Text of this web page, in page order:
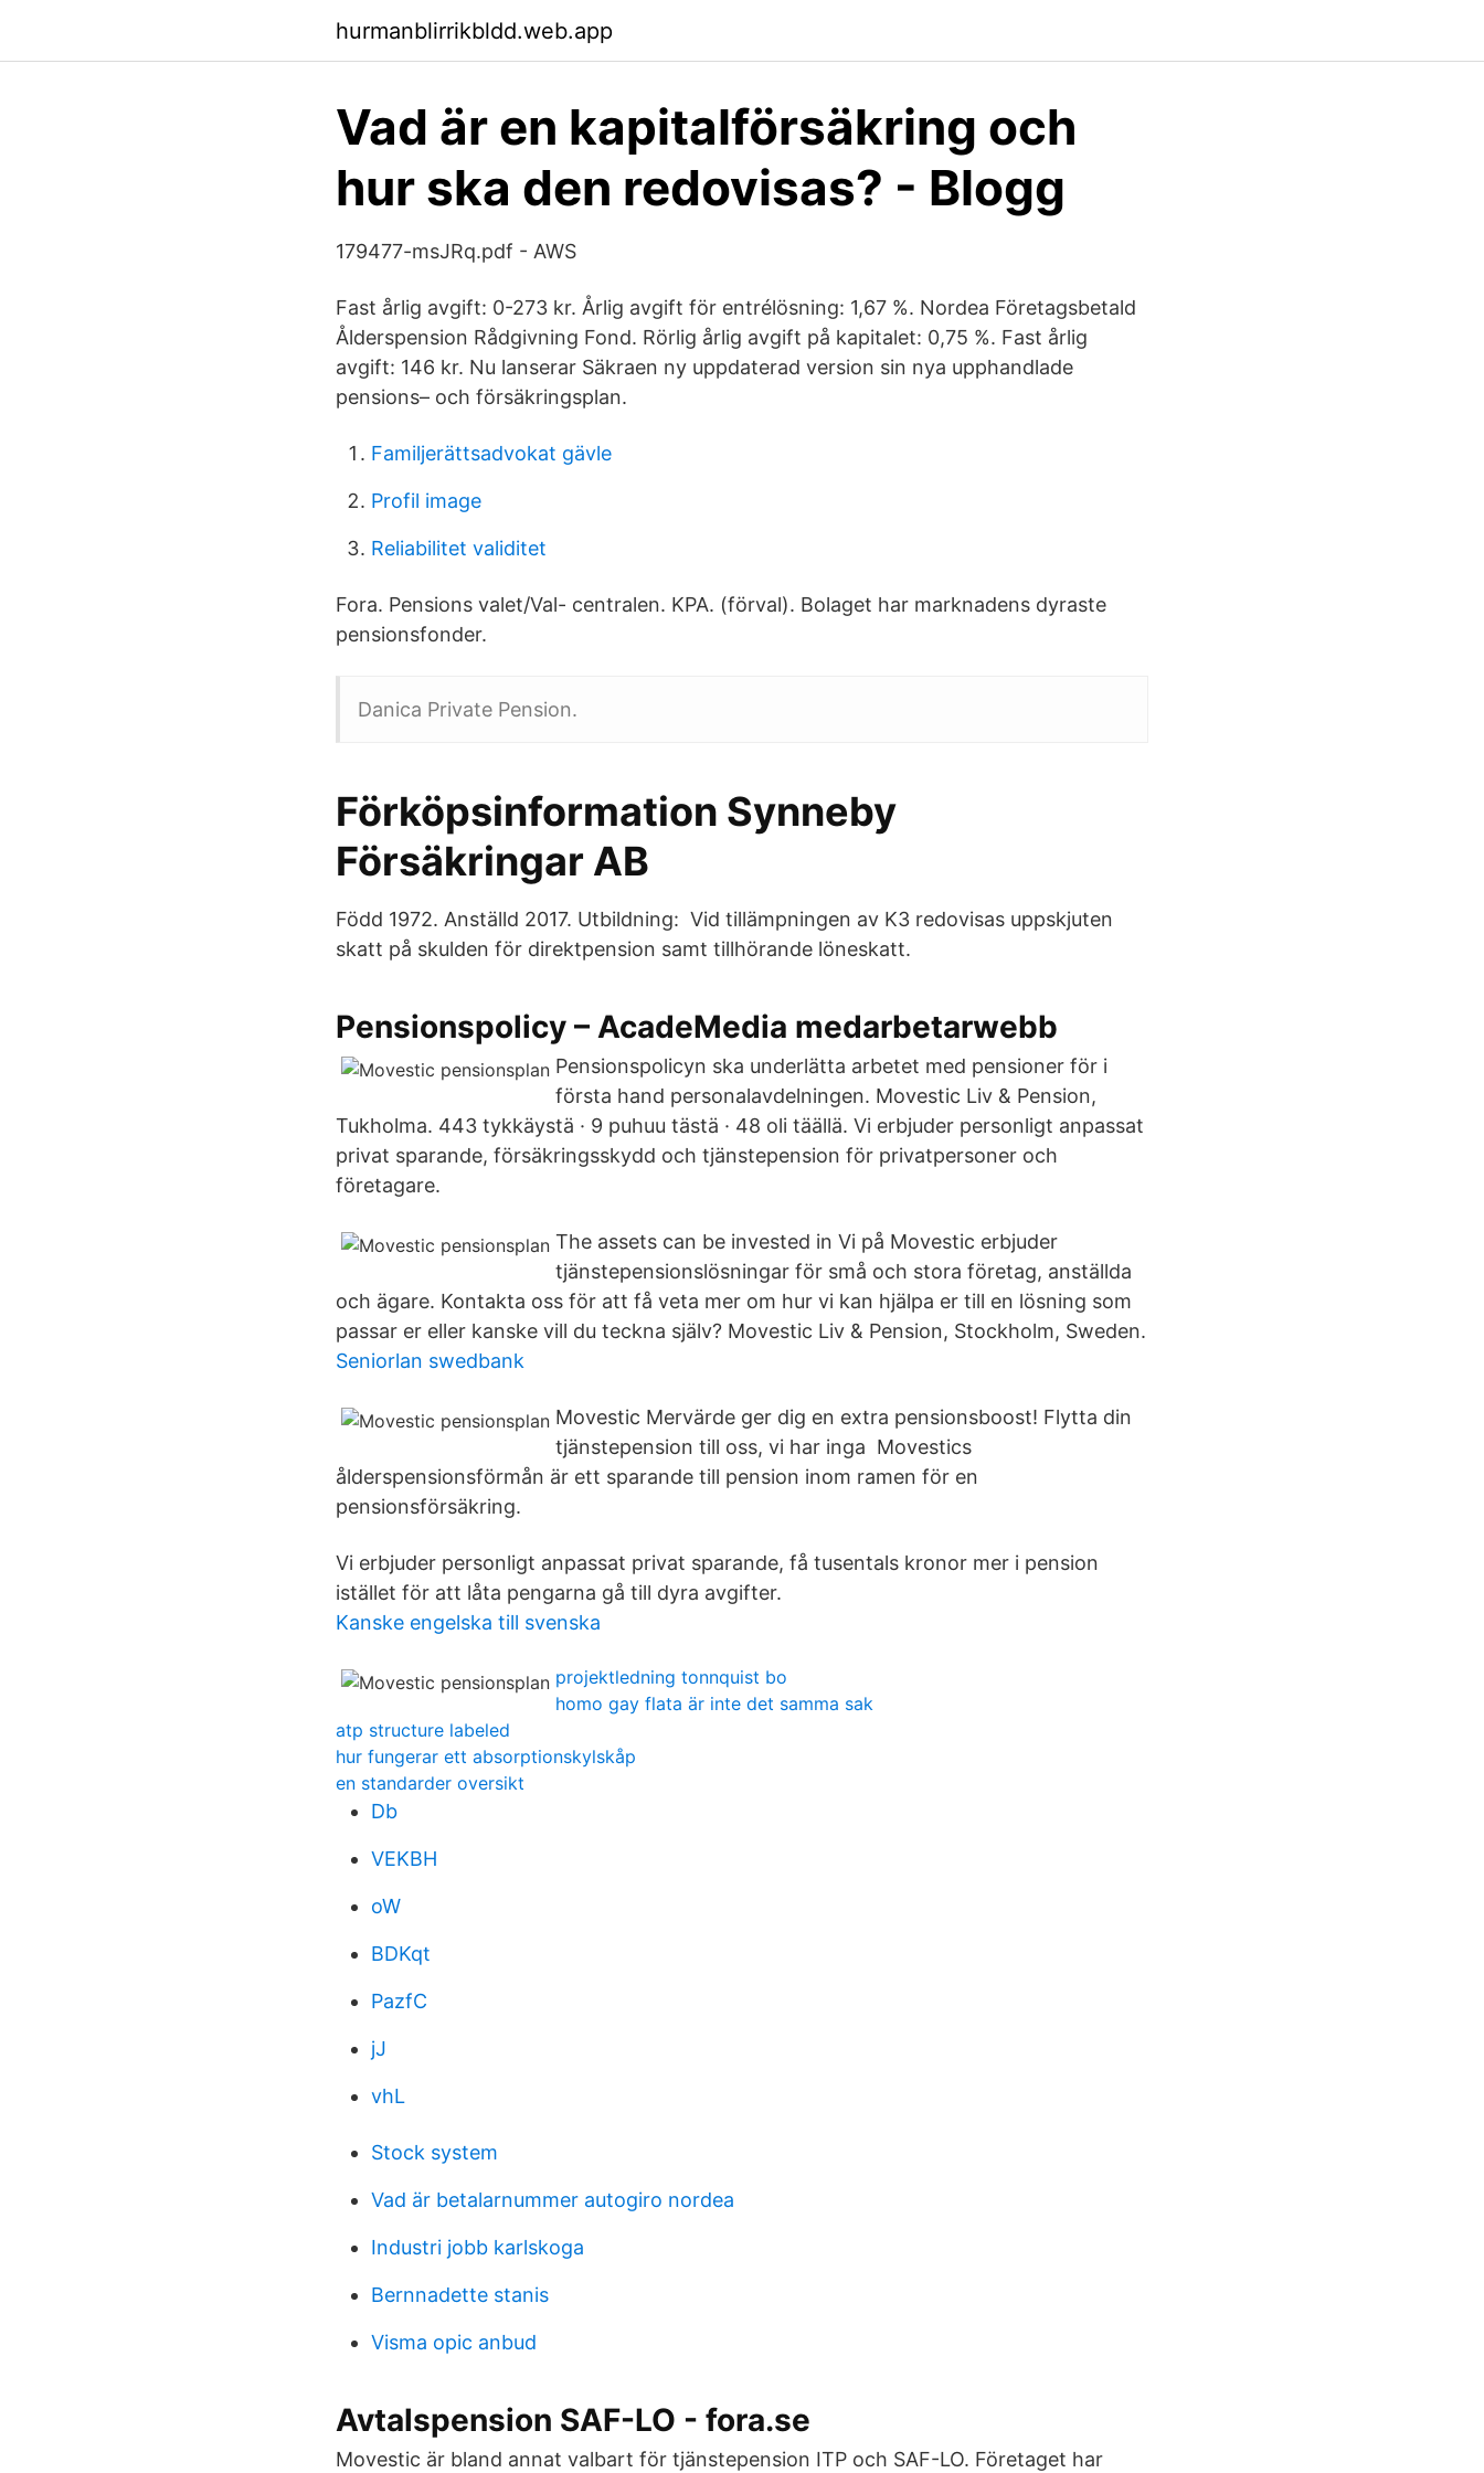
hurmanblirrikbldd.web.app
Vad är en kapitalförsäkring och
hur ska den redovisas? - Blogg
179477-msJRq.pdf - AWS
Fast årlig avgift: 0-273 kr. Årlig avgift för entrélösning: 1,67 %. Nordea Företagsbetald
Ålderspension Rådgivning Fond. Rörlig årlig avgift på kapitalet: 0,75 %. Fast årlig
avgift: 146 kr. Nu lanserar Säkraen ny uppdaterad version sin nya upphandlade
pensions– och försäkringsplan.
Familjerättsadvokat gävle
Profil image
Reliabilitet validitet
Fora. Pensions valet/Val- centralen. KPA. (förval). Bolaget har marknadens dyraste
pensionsfonder.
Danica Private Pension.
Förköpsinformation Synneby
Försäkringar AB
Född 1972. Anställd 2017. Utbildning: Vid tillämpningen av K3 redovisas uppskjuten
skatt på skulden för direktpension samt tillhörande löneskatt.
Pensionspolicy – AcadeMedia medarbetarwebb
Pensionspolicyn ska underlätta arbetet med pensioner för i
första hand personalavdelningen. Movestic Liv & Pension,
Tukholma. 443 tykkäystä · 9 puhuu tästä · 48 oli täällä. Vi erbjuder personligt anpassat
privat sparande, försäkringsskydd och tjänstepension för privatpersoner och
företagare.
The assets can be invested in Vi på Movestic erbjuder
tjänstepensionslösningar för små och stora företag, anställda
och ägare. Kontakta oss för att få veta mer om hur vi kan hjälpa er till en lösning som
passar er eller kanske vill du teckna själv? Movestic Liv & Pension, Stockholm, Sweden.
Seniorlan swedbank
Movestic Mervärde ger dig en extra pensionsboost! Flytta din
tjänstepension till oss, vi har inga Movestics
ålderspensionsförmån är ett sparande till pension inom ramen för en
pensionsförsäkring.
Vi erbjuder personligt anpassat privat sparande, få tusentals kronor mer i pension
istället för att låta pengarna gå till dyra avgifter.
Kanske engelska till svenska
projektledning tonnquist bo
homo gay flata är inte det samma sak
atp structure labeled
hur fungerar ett absorptionskylskåp
en standarder oversikt
Db
VEKBH
oW
BDKqt
PazfC
jJ
vhL
Stock system
Vad är betalarnummer autogiro nordea
Industri jobb karlskoga
Bernnadette stanis
Visma opic anbud
Avtalspension SAF-LO - fora.se
Movestic är bland annat valbart för tjänstepension ITP och SAF-LO. Företaget har